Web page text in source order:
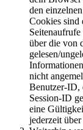
den
Cookies sind
über die von
gelesen/
nicht
Benutzer-ID,
Session-ID
eine
jederzeit